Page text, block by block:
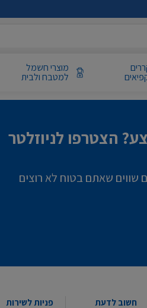
מוצרי חשמל
למטבח ולבית
הצטרפו לניוזלטר
שווים שאתם בטוח לא רוצים
חשוב לדעת
פניות לשירות